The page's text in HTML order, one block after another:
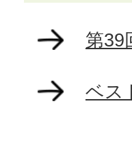
第39
ベス